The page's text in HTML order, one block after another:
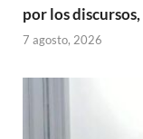
por los
7 agosto, 2026